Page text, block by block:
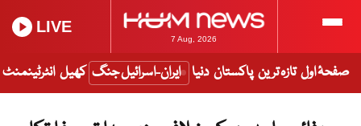
7 Aug, 2026
LIVE
صفحۂ اول تازہ ترین پاکستان دنیا ایران-اسرائیل جنگ کھیل انٹرٹینمنٹ